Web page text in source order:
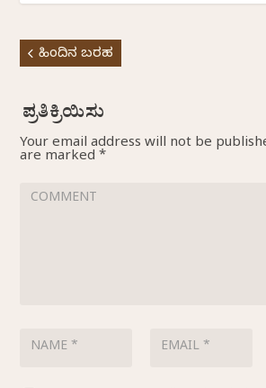
ಹಿಂದಿನ ಬರಹ
Your email address will not be
are marked *